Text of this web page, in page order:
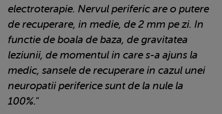
electroterapie. Nervul periferic are o putere
de recuperare, in medie, de 2 mm pe zi. In
functie de boala de baza, de gravitatea
leziunii, de momentul in care s-a ajuns la
medic, sansele de recuperare in cazul unei
neuropatii periferice sunt de la nule la
100%."